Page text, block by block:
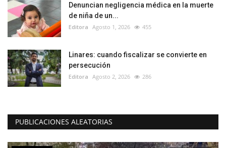
Denuncian negligencia médica en la muerte
de niña de un...
Editora Agosto 1, 2026 455
Linares: cuando fiscalizar se convierte en
persecución
Editora Agosto 2, 2026 286
PUBLICACIONES ALEATORIAS